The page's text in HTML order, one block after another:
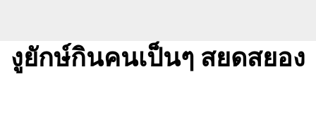
งูยักษ์กินคนเป็นๆ สยดสยอง